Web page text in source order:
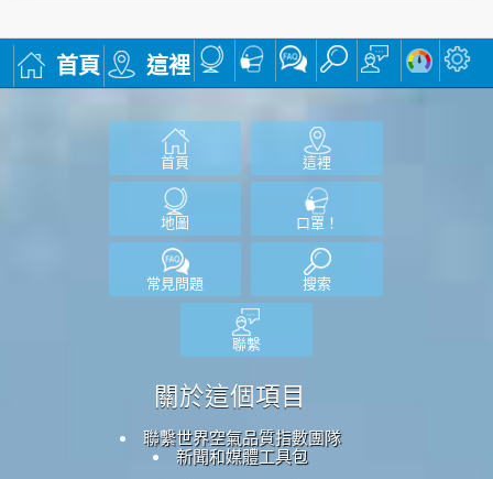
首頁 這裡
首頁 這裡
地圖 口罩！
常見問題 搜索
聯繫
關於這個項目
聯繫世界空氣品質指數團隊
新聞和媒體工具包